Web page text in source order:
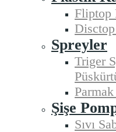
Fliptop
Spreyler
Triger
Şişe
Sıvı